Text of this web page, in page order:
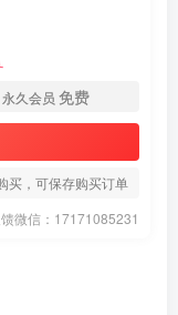
永久会员 免费
买，可保存购买订单
微信：17171085231